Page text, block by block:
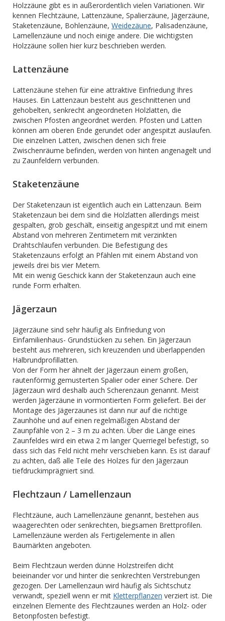
Holzzäune gibt es in außerordentlich vielen Variationen. Wir
kennen Flechtzäune, Lattenzäune, Spalierzäune, Jägerzäune,
Staketenzäune, Bohlenzäune, Weidezäune, Palisadenzäune,
Lamellenzäune und noch einige andere. Die wichtigsten
Holzzäune sollen hier kurz beschrieben werden.
Lattenzäune
Lattenzäune stehen für eine attraktive Einfriedung Ihres
Hauses. Ein Lattenzaun besteht aus geschnittenen und
gehobelten, senkrecht angeordneten Holzlatten, die
zwischen Pfosten angeordnet werden. Pfosten und Latten
können am oberen Ende gerundet oder angespitzt auslaufen.
Die einzelnen Latten, zwischen denen sich freie
Zwischenräume befinden, werden von hinten angenagelt und
zu Zaunfeldern verbunden.
Staketenzäune
Der Staketenzaun ist eigentlich auch ein Lattenzaun. Beim
Staketenzaun bei dem sind die Holzlatten allerdings meist
gespalten, grob geschält, einseitig angespitzt und mit einem
Abstand von mehreren Zentimetern mit verzinkten
Drahtschlaufen verbunden. Die Befestigung des
Staketenzauns erfolgt an Pfählen mit einem Abstand von
jeweils drei bis vier Metern.
Mit ein wenig Geschick kann der Staketenzaun auch eine
runde Form erhalten.
Jägerzaun
Jägerzäune sind sehr häufig als Einfriedung von
Einfamilienhaus- Grundstücken zu sehen. Ein Jägerzaun
besteht aus mehreren, sich kreuzenden und überlappenden
Halbrundprofillatten.
Von der Form her ähnelt der Jägerzaun einem großen,
rautenförmig gemusterten Spalier oder einer Schere. Der
Jägerzaun wird deshalb auch Scherenzaun genannt. Meist
werden Jägerzäune in vormontierten Form geliefert. Bei der
Montage des Jägerzaunes ist dann nur auf die richtige
Zaunhöhe und auf einen regelmäßigen Abstand der
Zaunpfähle von 2 – 3 m zu achten. Über die Länge eines
Zaunfeldes wird ein etwa 2 m langer Querriegel befestigt, so
dass sich das Feld nicht mehr verschieben kann. Es ist darauf
zu achten, daß alle Teile des Holzes für den Jägerzaun
tiefdruckimprägniert sind.
Flechtzaun / Lamellenzaun
Flechtzäune, auch Lamellenzäune genannt, bestehen aus
waagerechten oder senkrechten, biegsamen Brettprofilen.
Lamellenzäune werden als Fertigelemente in allen
Baumärkten angeboten.
Beim Flechtzaun werden dünne Holzstreifen dicht
beieinander vor und hinter die senkrechten Verstrebungen
gezogen. Der Lamellenzaun wird häufig als Sichtschutz
verwandt, speziell wenn er mit Kletterpflanzen verziert ist. Die
einzelnen Elemente des Flechtzaunes werden an Holz- oder
Betonpfosten befestigt.